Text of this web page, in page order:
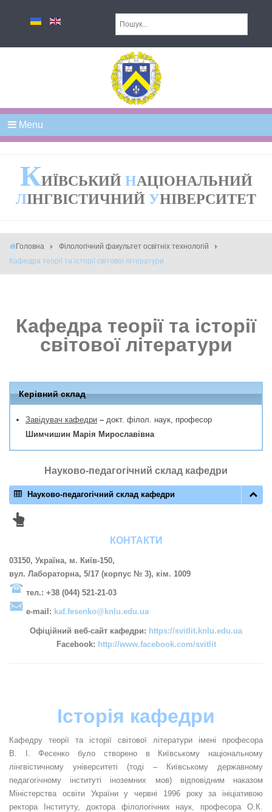
Menu
КИЇВСЬКИЙ НАЦІОНАЛЬНИЙ
ЛІНГВІСТИЧНИЙ УНІВЕРСИТЕТ
Головна
Філологічний факультет освітніх технологій
Кафедра теорії та історії світової літератури
Кафедра теорії та історії
світової літератури
Керівний склад
Завідувач кафедри – докт. філол. наук, професор
Шимчишин Марія Мирославівна
Науково-педагогічний склад кафедри
Науково-педагогічний склад кафедри
КОНТАКТИ
03150, Україна, м. Київ-150,
вул. Лабораторна, 5/17 (корпус № 3), кім. 1009
тел.: +38 (044) 521-21-03
e-mail: kaf.fesenko@knlu.edu.ua
Офіційний веб-сайт кафедри: https://svitlit.knlu.edu.ua
Facebook: http://www.facebook.com/svitlit
Історія кафедри
Кафедру теорії та історії світової літератури імені професора
В. І. Фесенко було створено в Київському національному
лінгвістичному університеті (тоді – Київському державному
педагогічному інституті іноземних мов) відповідним наказом
Міністерства освіти України у червні 1996 року за ініціативою
ректора Інституту, доктора філологічних наук, професора О.К.